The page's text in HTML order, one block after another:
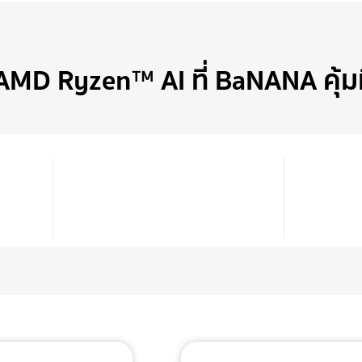
Ryzen™ AI ที่ BaNANA คุ้